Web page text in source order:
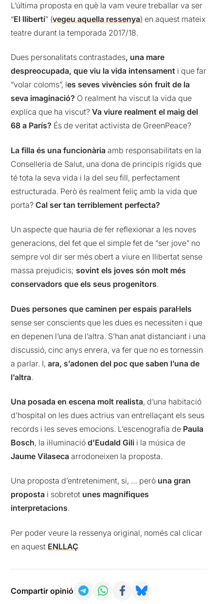
L’última proposta en què la vam veure treballar va ser
“El llibertí” (vegeu aquella ressenya) en aquest mateix
teatre durant la temporada 2017/18.
Dues personalitats contrastades, una mare
despreocupada, que viu la vida intensament i que far
“volar coloms”, les seves vivències són fruit de la
seva imaginació? O realment ha viscut la vida que
explica que ha viscut?Va viure realment el maig del
68 a París? És de veritat activista de GreenPeace?
La filla és una funcionària amb responsabilitats en la
Conselleria de Salut, una dona de principis rígids que
té tota la seva vida i la del seu fill, perfectament
estructurada. Però és realment feliç amb la vida que
porta?Cal ser tan terriblement perfecta?
Un aspecte que hauria de fer reflexionar a les noves
generacions, del fet que el simple fet de “ser jove” no
sempre vol dir ser més obert a viure en llibertat sense
massa prejudicis; sovint els joves són molt més
conservadors que els seus progenitors.
Dues persones que caminen per espais paral·lels
sense ser conscients que les dues es necessiten i que
en depenen l’una de l’altra. S’han anat distanciant i una
discussió, cinc anys enrera, va fer que no es tornessin
a parlar. I,ara, s’adonen del poc que saben l’una de
l’altra.
Una posada en escena molt realista, d’una habitació
d’hospital on les dues actrius van entrellaçant els seus
records i les seves emocions. L’escenografia de Paula
Bosch, la il·luminaciód’Eudald Gili i la música de
Jaume Vilaseca arrodoneixen la proposta.
Una proposta d’entreteniment, si, … però una gran
proposta i sobretot unes magnífiques
interpretacions.
Per poder veure la ressenya original, només cal clicar
en aquest ENLLAÇ
Compartir opinió